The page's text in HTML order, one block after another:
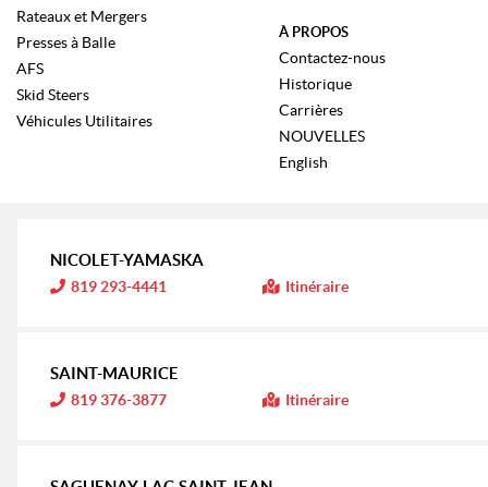
Rateaux et Mergers
Presses à Balle
AFS
Skid Steers
Véhicules Utilitaires
À PROPOS
Contactez-nous
Historique
Carrières
NOUVELLES
English
NICOLET-YAMASKA
I
a
i
819 293-4441 Itinéraire
SAINT-MAURICE
I
819 376-3877 Itinéraire